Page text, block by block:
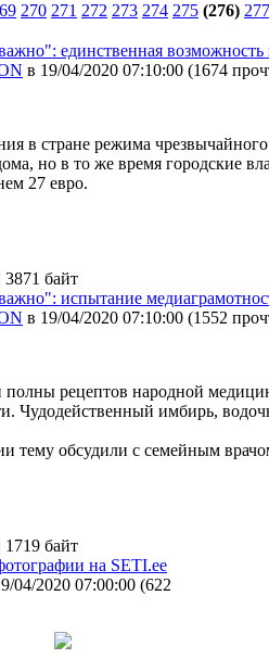
270 271 272 273 274 275 (276) 277
единственная возможность
в 19/04/2020 07:10:00 (1674
в стране режима
но в то же время городские
27 евро.
| 3871 байт
испытание
в 19/04/2020 07:10:00 (1552
рецептов народной
Чудодейственный имбирь,
тему обсудили с семейным
| 1719 байт
на SETI.ee
04/2020 07:00:00 (622